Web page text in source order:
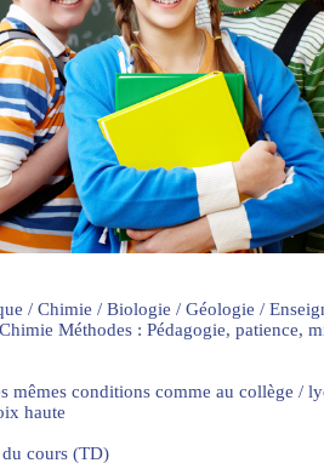
/ Chimie / Biologie / Géologie /
Méthodes : Pédagogie, patience,
mêmes conditions comme au collège /
haute
cours (TD)